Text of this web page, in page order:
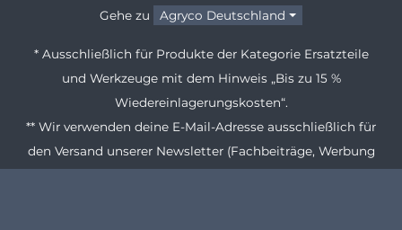
Gehe zu
Agryco Deutschland
* Ausschließlich für Produkte der Kategorie Ersatzteile
und Werkzeuge mit dem Hinweis „Bis zu 15 %
Wiedereinlagerungskosten“.
** Wir verwenden deine E-Mail-Adresse ausschließlich für
den Versand unserer Newsletter (Fachbeiträge, Werbung